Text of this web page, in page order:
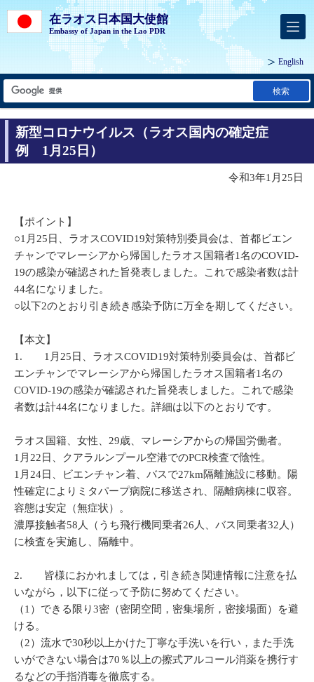
在ラオス日本国大使館
Embassy of Japan in the Lao PDR
English
検索
新型コロナウイルス（ラオス国内の確定症
例 1月25日）
令和3年1月25日
【ポイント】
○1月25日、ラオスCOVID19対策特別委員会は、首都ビエン
チャンでマレーシアから帰国したラオス国籍者1名のCOVID-
19の感染が確認された旨発表しました。これで感染者数は計
44名になりました。
○以下2のとおり引き続き感染予防に万全を期してください。
【本文】
1. 1月25日、ラオスCOVID19対策特別委員会は、首都ビ
エンチャンでマレーシアから帰国したラオス国籍者1名の
COVID-19の感染が確認された旨発表しました。これで感染
者数は計44名になりました。詳細は以下のとおりです。
ラオス国籍、女性、29歳、マレーシアからの帰国労働者。
1月22日、クアラルンプール空港でのPCR検査で陰性。
1月24日、ビエンチャン着、バスで27km隔離施設に移動。陽
性確定によりミタパープ病院に移送され、隔離病棟に収容。
容態は安定（無症状）。
濃厚接触者58人（うち飛行機同乗者26人、バス同乗者32人）
に検査を実施し、隔離中。
2. 皆様におかれましては，引き続き関連情報に注意を払
いながら，以下に従って予防に努めてください。
（1）できる限り3密（密閉空間，密集場所，密接場面）を避
ける。
（2）流水で30秒以上かけた丁寧な手洗いを行い，また手洗
いができない場合は70％以上の擦式アルコール消薬を携行す
るなどの手指消毒を徹底する。